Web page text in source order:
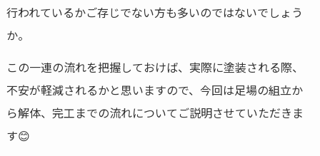
行われているかご存じでない方も多いのではないでしょう
か。
この一連の流れを把握しておけば、実際に塗装される際、
不安が軽減されるかと思いますので、今回は足場の組立か
ら解体、完工までの流れについてご説明させていただきま
す😊